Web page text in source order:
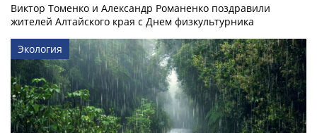
Виктор Томенко и Александр Романенко поздравили
жителей Алтайского края с Днем физкультурника
Экология